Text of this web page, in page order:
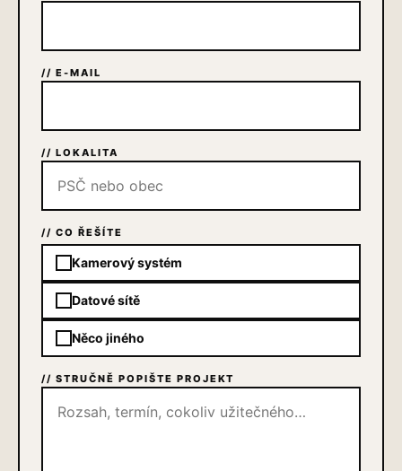
// E-MAIL
// LOKALITA
// CO ŘEŠÍTE
Kamerový systém
Datové sítě
Něco jiného
// STRUČNĚ POPIŠTE PROJEKT